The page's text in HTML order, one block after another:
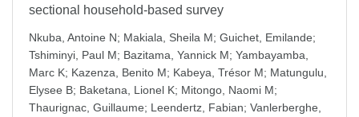
sectional household-based survey
Nkuba, Antoine N; Makiala, Sheila M; Guichet, Emilande;
Tshiminyi, Paul M; Bazitama, Yannick M; Yambayamba,
Marc K; Kazenza, Benito M; Kabeya, Trésor M; Matungulu,
Elysee B; Baketana, Lionel K; Mitongo, Naomi M;
Thaurignac, Guillaume; Leendertz, Fabian; Vanlerberghe,